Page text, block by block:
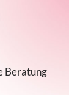
Beratung